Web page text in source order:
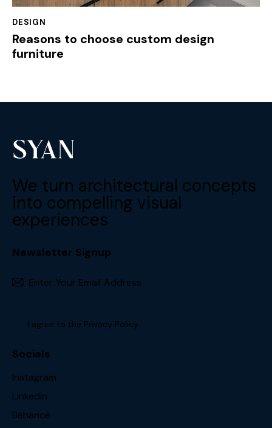
DESIGN
Reasons to choose custom design
furniture
We turn architectural concepts
into compelling visual
experiences
Newsletter Signup
I agree to the Privacy Policy
Socials
Instagram
Linkedin
Behance